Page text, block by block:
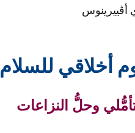
أڤييرينوس
أخلاقي للسلام
وحلُّ النزاعات